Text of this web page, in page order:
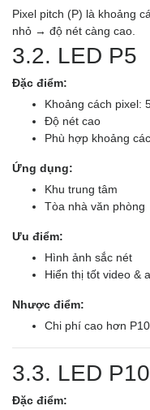
Pixel pitch (P) là khoảng
nhỏ → độ nét càng cao.
3.2. LED P5
Đặc điểm:
Khoảng cách pixel:
Độ nét cao
Phù hợp khoảng
Ứng dụng:
Khu trung tâm
Tòa nhà văn phòng
Ưu điểm:
Hình ảnh sắc nét
Hiển thị tốt video &
Nhược điểm:
Chi phí cao hơn P10
3.3. LED P10
Đặc điểm: